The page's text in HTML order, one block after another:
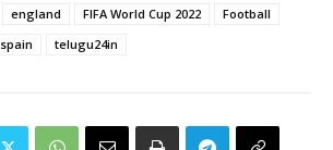
england FIFA World Cup 2022
Football
spain telugu24in